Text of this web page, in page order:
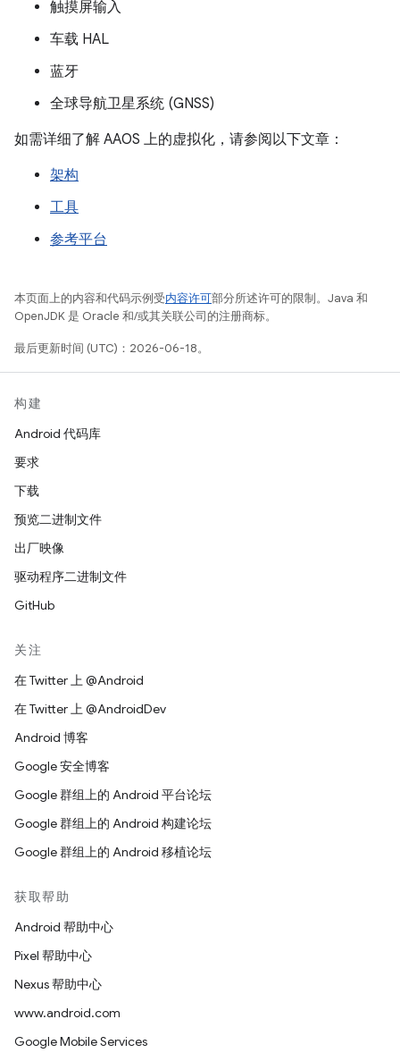
触摸屏输入
车载 HAL
蓝牙
全球导航卫星系统 (GNSS)
如需详细了解 AAOS 上的虚拟化，请参阅以下文章：
架构
工具
参考平台
本页面上的内容和代码示例受内容许可部分所述许可的限制。Java 和
OpenJDK 是 Oracle 和/或其关联公司的注册商标。
最后更新时间 (UTC)：2026-06-18。
构建
Android 代码库
要求
下载
预览二进制文件
出厂映像
驱动程序二进制文件
GitHub
关注
在 Twitter 上 @Android
在 Twitter 上 @AndroidDev
Android 博客
Google 安全博客
Google 群组上的 Android 平台论坛
Google 群组上的 Android 构建论坛
Google 群组上的 Android 移植论坛
获取帮助
Android 帮助中心
Pixel 帮助中心
Nexus 帮助中心
www.android.com
Google Mobile Services